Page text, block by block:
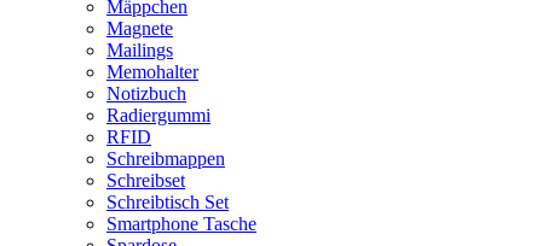
Mäppchen
Magnete
Mailings
Memohalter
Notizbuch
Radiergummi
RFID
Schreibmappen
Schreibset
Schreibtisch Set
Smartphone Tasche